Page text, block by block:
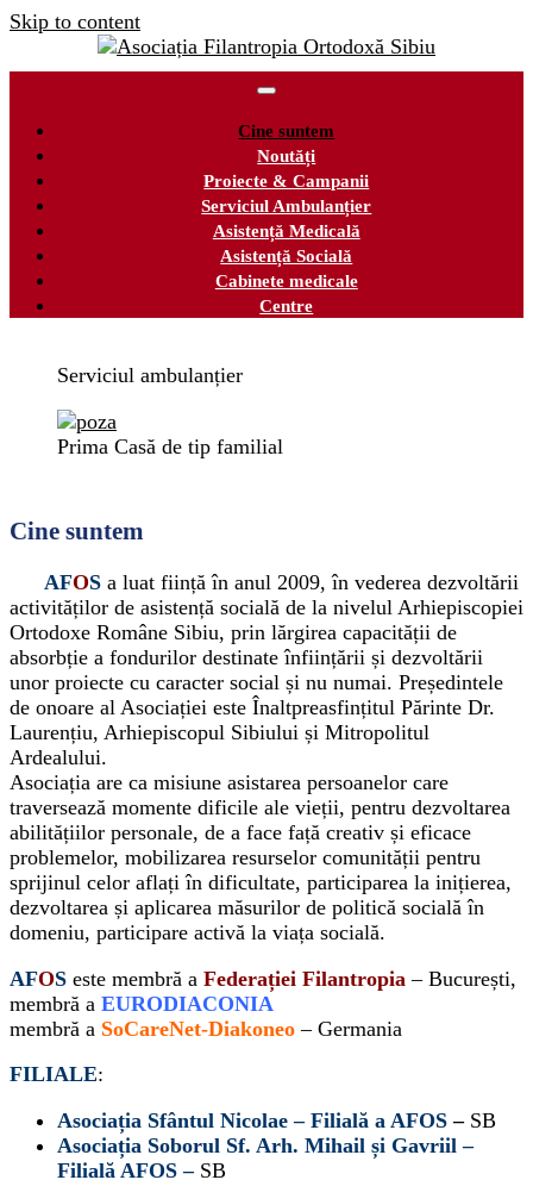
Skip to content
Cine suntem
Noutăți
Proiecte & Campanii
Serviciul Ambulanțier
Asistență Medicală
Asistență Socială
Cabinete medicale
Centre
Serviciul ambulanțier
Prima Casă de tip familial
Cine suntem
AFOS a luat ființă în anul 2009, în vederea dezvoltării
activităților de asistență socială de la nivelul Arhiepiscopiei
Ortodoxe Române Sibiu, prin lărgirea capacității de
absorbție a fondurilor destinate înființării și dezvoltării
unor proiecte cu caracter social și nu numai. Președintele
de onoare al Asociației este Înaltpreasfințitul Părinte Dr.
Laurențiu, Arhiepiscopul Sibiului și Mitropolitul
Ardealului.
Asociația are ca misiune asistarea persoanelor care
traversează momente dificile ale vieții, pentru dezvoltarea
abilitățiilor personale, de a face față creativ și eficace
problemelor, mobilizarea resurselor comunității pentru
sprijinul celor aflați în dificultate, participarea la inițierea,
dezvoltarea și aplicarea măsurilor de politică socială în
domeniu, participare activă la viața socială.
AFOS este membră a Federației Filantropia – București,
membră a EURODIACONIA
membră a SoCareNet-Diakoneo – Germania
FILIALE:
Asociația Sfântul Nicolae – Filială a AFOS – SB
Asociația Soborul Sf. Arh. Mihail și Gavriil –
Filială AFOS –SB